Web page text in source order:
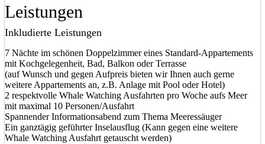
Leistungen
Inkludierte Leistungen
7 Nächte im schönen Doppelzimmer eines Standard-Appartements
mit Kochgelegenheit, Bad, Balkon oder Terrasse
(auf Wunsch und gegen Aufpreis bieten wir Ihnen auch gerne
weitere Appartements an, z.B. Anlage mit Pool oder Hotel)
2 respektvolle Whale Watching Ausfahrten pro Woche aufs Meer
mit maximal 10 Personen/Ausfahrt
Spannender Informationsabend zum Thema Meeressäuger
Ein ganztägig geführter Inselausflug (Kann gegen eine weitere
Whale Watching Ausfahrt getauscht werden)